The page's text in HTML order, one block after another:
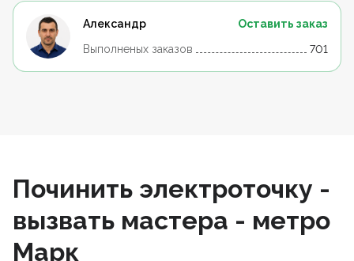
Александр
Оставить заказ
Выполненых заказов
701
Починить электроточку -
вызвать мастера - метро
Марк